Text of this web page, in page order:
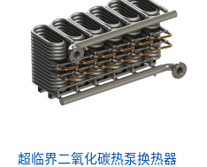
超临界二氧化碳热泵换热器